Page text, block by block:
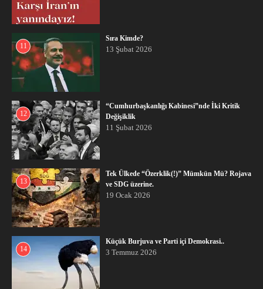
11
Sıra Kimde?
13 Şubat 2026
12
“Cumhurbaşkanlığı Kabinesi”nde İki Kritik
Değişiklik
11 Şubat 2026
13
Tek Ülkede “Özerklik(!)” Mümkün Mü? Rojava
ve SDG üzerine.
19 Ocak 2026
14
Küçük Burjuva ve Parti içi Demokrasi..
3 Temmuz 2026